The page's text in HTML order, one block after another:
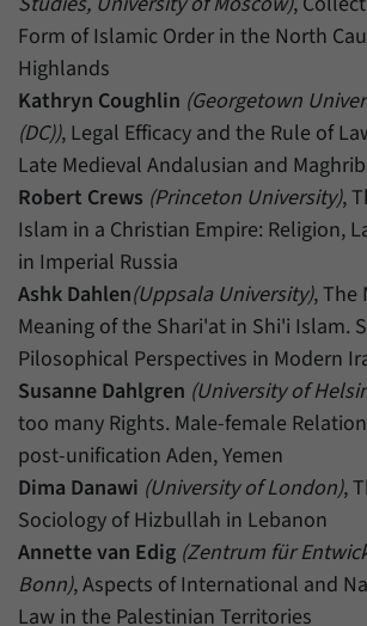
Form of Islamic Order in the North
Highlands
Kathryn Coughlin (Georgetown
(DC)), Legal Efficacy and the Rule of
Late Medieval Andalusian and
Robert Crews (Princeton University),
Islam in a Christian Empire: Religion,
in Imperial Russia
Ashk Dahlen(Uppsala University), The
Meaning of the Shari'at in Shi'i Islam.
Pilosophical Perspectives in Modern
Susanne Dahlgren (University of
too many Rights. Male-female
post-unification Aden, Yemen
Dima Danawi (University of London),
Sociology of Hizbullah in Lebanon
Annette van Edig (Zentrum für
Bonn), Aspects of International and
Law in the Palestinian Territories